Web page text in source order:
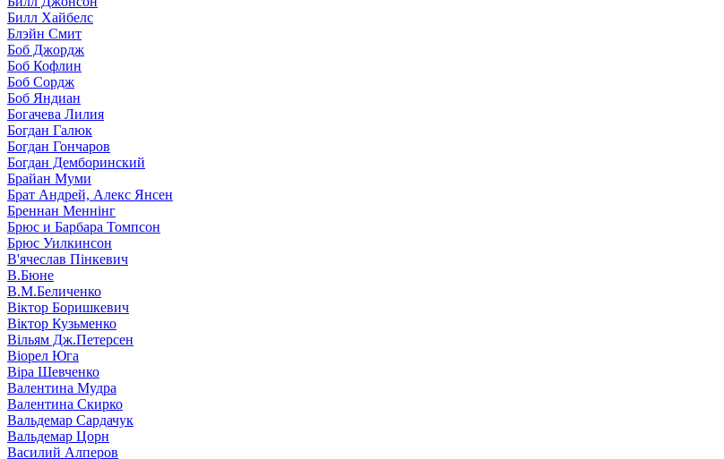
Билл Хайбелс
Блэйн Смит
Боб Джордж
Боб Кофлин
Боб Сордж
Боб Яндиан
Богачева Лилия
Богдан Галюк
Богдан Гончаров
Богдан Демборинский
Брайан Муми
Брат Андрей, Алекс Янсен
Бреннан Меннінг
Брюс и Барбара Томпсон
Брюс Уилкинсон
В'ячеслав Пінкевич
В.Бюне
В.М.Беличенко
Віктор Боришкевич
Віктор Кузьменко
Вільям Дж.Петерсен
Віорел Юга
Віра Шевченко
Валентина Мудра
Валентина Скирко
Вальдемар Сардачук
Вальдемар Цорн
Василий Алперов